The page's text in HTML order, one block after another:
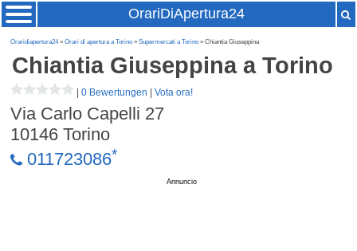
OrariDiApertura24
Oraridiapertura24»Orari di apertura a Torino »Supermercati a Torino » Chiantia Giuseppina
Chiantia Giuseppinaa Torino
|0 Bewertungen |Vota ora!
Via Carlo Capelli 27
10146 Torino
011723086*
Annuncio